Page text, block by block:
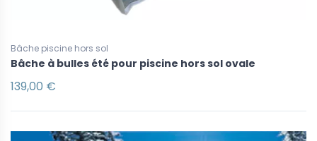
Bâche piscine hors sol
Bâche à bulles été pour piscine hors sol ovale
139,00 €